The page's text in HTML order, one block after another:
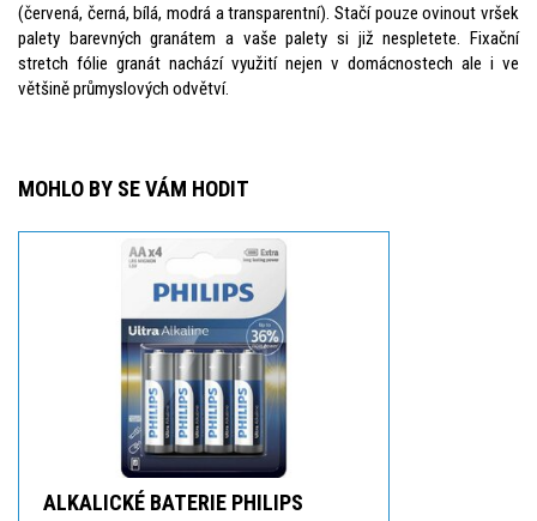
(červená, černá, bílá, modrá a transparentní). Stačí pouze ovinout vršek
palety barevných granátem a vaše palety si již nespletete. Fixační
stretch fólie granát nachází využití nejen v domácnostech ale i ve
většině průmyslových odvětví.
MOHLO BY SE VÁM HODIT
ALKALICKÉ BATERIE PHILIPS